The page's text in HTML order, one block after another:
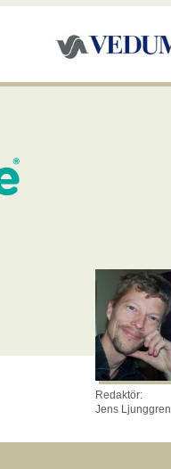
Redaktör:
Jens Ljunggren